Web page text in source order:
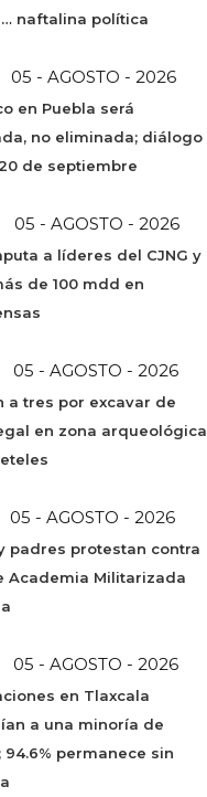
naftalina política
05 - AGOSTO - 2026
en Puebla será
no eliminada; diálogo
de septiembre
05 - AGOSTO - 2026
a líderes del CJNG y
de 100 mdd en
05 - AGOSTO - 2026
a tres por excavar de
en zona arqueológica
05 - AGOSTO - 2026
padres protestan contra
Academia Militarizada
05 - AGOSTO - 2026
en Tlaxcala
a una minoría de
94.6% permanece sin